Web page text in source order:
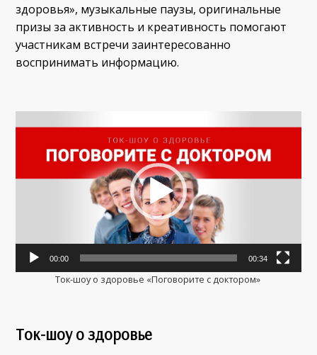
здоровья», музыкальные паузы, оригинальные
призы за активность и креативность помогают
участникам встречи заинтересованно
воспринимать информацию.
Видеоплеер
00:00 00:34
Ток-шоу о здоровье «Поговорите с доктором»
Ток-шоу о здоровье